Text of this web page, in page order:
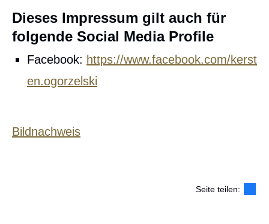
Dieses Impressum gilt auch für
folgende Social Media Profile
Facebook: https://www.facebook.com/kerst
en.ogorzelski
Bildnachweis
Seite teilen: